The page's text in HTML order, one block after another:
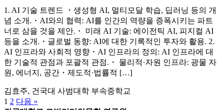
1. AI 기술 트렌드 ・생성형 AI, 멀티모달 학습, 딥러닝 등의 개
념 소개.・AI와의 협력: AI를 인간의 역량을 증폭시키는 파트
너로 삼을 것을 제안.・ 미래 AI 기술: 에이전틱 AI, 피지컬 AI
등을 소개.・글로벌 동향: AI에 대한 기록적인 투자와 활용. 2.
AI 인프라와 사회적 영향・AI 인프라의 정의: AI 인프라에 대
한 기술적 관점과 포괄적 관점.・ 물리적·자원 인프라: 광물 자
원, 에너지, 공간・제도적·법률적 […]
김효주, 건국대 사범대학 부속중학교
1 2 다음 »